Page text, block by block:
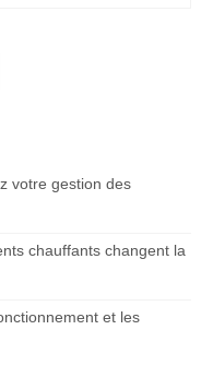
votre gestion des
chauffants changent la
et les